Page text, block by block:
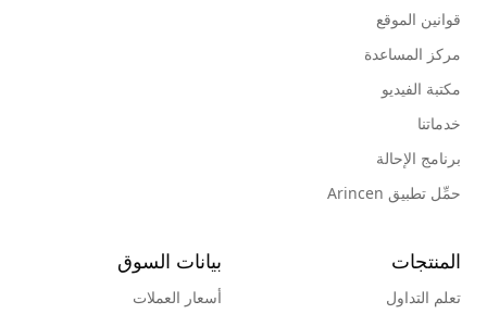
قوانين الموقع
مركز المساعدة
مكتبة الفيديو
خدماتنا
برنامج الإحالة
حمِّل تطبيق Arincen
المنتجات
تعلم التداول
بيانات السوق
أسعار العملات